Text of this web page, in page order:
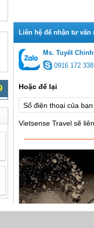
Ms. Tuyết Chinh
0916 172 338